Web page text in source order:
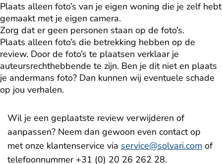
Plaats alleen foto’s van je eigen woning die je zelf hebt
gemaakt met je eigen camera.
Zorg dat er geen personen staan op de foto’s.
Plaats alleen foto’s die betrekking hebben op de
review. Door de foto’s te plaatsen verklaar je
auteursrechthebbende te zijn. Ben je dit niet en plaats
je andermans foto? Dan kunnen wij eventuele schade
op jou verhalen.
Wil je een geplaatste review verwijderen of
aanpassen? Neem dan gewoon even contact op
met onze klantenservice via service@solvari.com of
telefoonnummer +31 (0) 20 26 262 28.